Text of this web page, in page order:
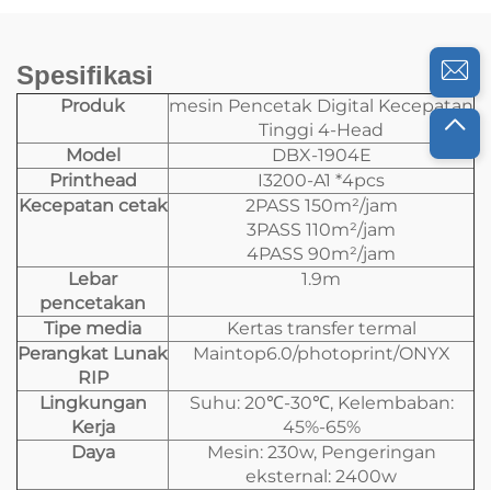
Spesifikasi
Produk
mesin Pencetak Digital Kecepatan
Tinggi 4-Head
Model
DBX-1904E
Printhead
I3200-A1 *4pcs
Kecepatan cetak
2PASS 150m²/jam
3PASS 110m²/jam
4PASS 90m²/jam
Lebar
pencetakan
1.9m
Tipe media
Kertas transfer termal
Perangkat Lunak
RIP
Maintop6.0/photoprint/ONYX
Lingkungan
Kerja
Suhu: 20℃-30℃, Kelembaban:
45%-65%
Daya
Mesin: 230w, Pengeringan
eksternal: 2400w